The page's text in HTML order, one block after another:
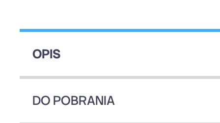
OPIS
DO POBRANIA